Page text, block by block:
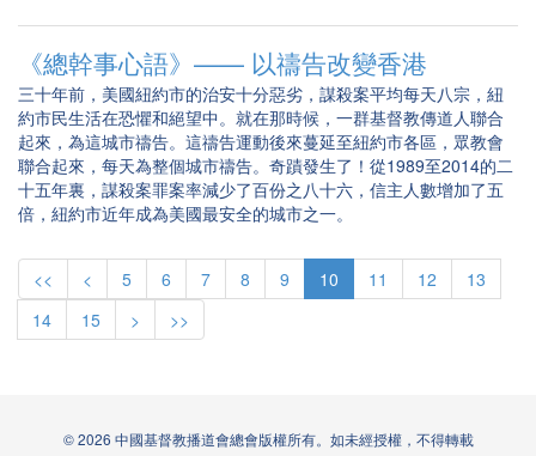
《總幹事心語》—— 以禱告改變香港
三十年前，美國紐約市的治安十分惡劣，謀殺案平均每天八宗，紐
約市民生活在恐懼和絕望中。就在那時候，一群基督教傳道人聯合
起來，為這城市禱告。這禱告運動後來蔓延至紐約市各區，眾教會
聯合起來，每天為整個城市禱告。奇蹟發生了！從1989至2014的二
十五年裏，謀殺案罪案率減少了百份之八十六，信主人數增加了五
倍，紐約市近年成為美國最安全的城市之一。
<< < 5 6 7 8 9 10 11 12
13
14
15 > >>
© 2026 中國基督教播道會總會版權所有。如未經授權，不得轉載